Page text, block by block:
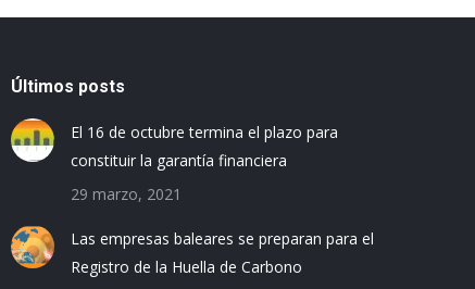
Últimos posts
El 16 de octubre termina el plazo para
constituir la garantía financiera
29 marzo, 2021
Las empresas baleares se preparan para el
Registro de la Huella de Carbono